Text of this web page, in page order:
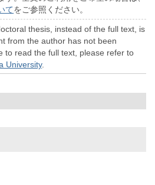
てをご参照ください。
thesis, instead of the full text, is
from the author has not been
to read the full text, please refer to
University.